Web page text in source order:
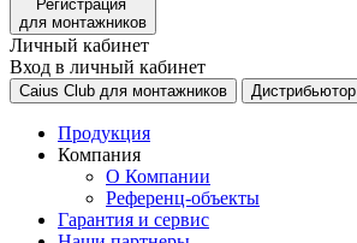
Регистрация
для монтажников
Личный кабинет
Вход в личный кабинет
Caius Club для монтажников Дистрибьютор
Продукция
Компания
О Компании
Референц-объекты
Гарантия и сервис